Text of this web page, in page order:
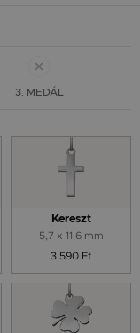
3. MEDÁL
Kereszt
5,7 x 11,6 mm
3 590 Ft